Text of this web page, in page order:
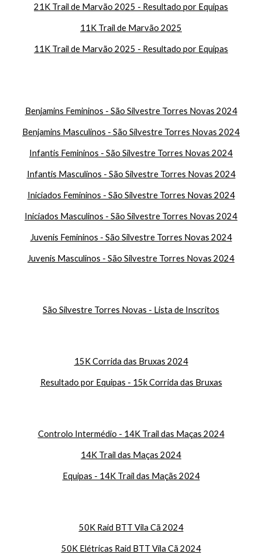
21K Trail de Marvão 2025 - Resultado por Equipas
11K Trail de Marvão 2025
11K Trail de Marvão 2025 - Resultado por Equipas
Benjamins Femininos - São Silvestre Torres Novas 2024
Benjamins Masculinos - São Silvestre Torres Novas 2024
Infantis Femininos - São Silvestre Torres Novas 2024
Infantis Masculinos - São Silvestre Torres Novas 2024
Iniciados Femininos - São Silvestre Torres Novas 2024
Iniciados Masculinos - São Silvestre Torres Novas 2024
Juvenis Femininos - São Silvestre Torres Novas 2024
Juvenis Masculinos - São Silvestre Torres Novas 2024
São Silvestre Torres Novas - Lista de Inscritos
15K Corrida das Bruxas 2024
Resultado por Equipas - 15k Corrida das Bruxas
Controlo Intermédio - 14K Trail das Maças 2024
14K Trail das Maças 2024
Equipas - 14K Trail das Maçãs 2024
50K Raid BTT Vila Cã 2024
50K Elétricas Raid BTT Vila Cã 2024